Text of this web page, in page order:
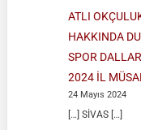
ATLI
HAKKINDA
SPOR
2024 İL
24 Mayıs 2024
[…] SİVAS […]